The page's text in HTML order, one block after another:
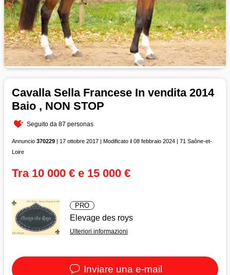
Cavalla Sella Francese In vendita 2014
Baio , NON STOP
Seguito da 87 personas
Annuncio 370229 | 17 ottobre 2017 | Modificato il 08 febbraio 2024 | 71 Saône-et-
Loire
Tra 10 000 € e 15 000 €
PRO
Elevage des roys
Ulteriori informazioni
Inviare una e-mail